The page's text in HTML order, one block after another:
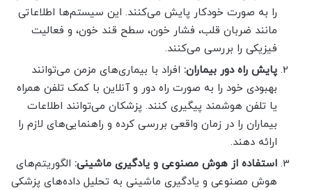
را به صورت خودکار پایش می‌کنند. این سیستم‌ها اطلاعاتی
مانند ضربان قلب، فشار خون، سطح قند خون، و فعالیت
فیزیکی را بررسی می‌کنند.
پایش راه دور بیماران: افراد با بیماری‌های مزمن می‌توانند
بهبودی خود را به صورت راه دور و آنلاین با کمک تلفن همراه
یا تلفن هوشمند پیگیری کنند. پزشکان می‌توانند اطلاعات
بیماران را در زمان واقعی بررسی کرده و راهنمایی‌های لازم را
ارائه دهند.
استفاده از هوش مصنوعی و یادگیری ماشینی: الگوریتم‌های
هوش مصنوعی و یادگیری ماشینی به تحلیل داده‌های پزشکی